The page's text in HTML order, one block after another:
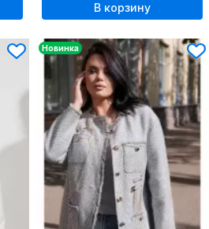
В корзину
Новинка